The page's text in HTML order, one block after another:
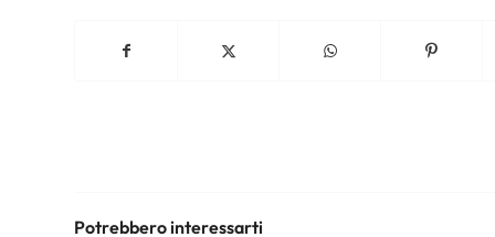
Potrebbero interessarti